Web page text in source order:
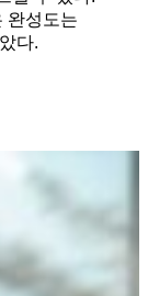
완성도는
다.